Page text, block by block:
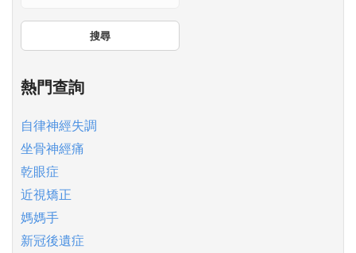
搜尋
熱門查詢
自律神經失調
坐骨神經痛
乾眼症
近視矯正
媽媽手
新冠後遺症